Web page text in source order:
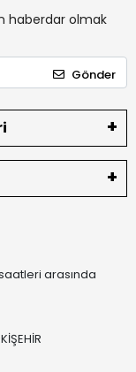
haberdar olmak
Gönder
arasında